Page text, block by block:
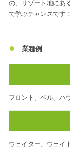
の、リゾート地にあ
で学ぶチャンスです！
業種例
フロント、ベル、ハ
ウェイター、ウェイ